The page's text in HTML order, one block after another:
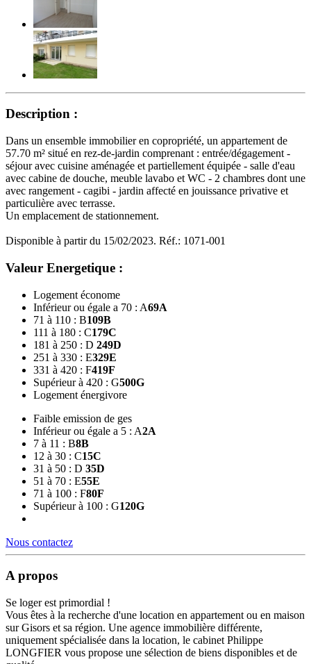
Description :
Dans un ensemble immobilier en copropriété, un appartement de
57.70 m² situé en rez-de-jardin comprenant : entrée/dégagement -
séjour avec cuisine aménagée et partiellement équipée - salle d'eau
avec cabine de douche, meuble lavabo et WC - 2 chambres dont une
avec rangement - cagibi - jardin affecté en jouissance privative et
particulière avec terrasse.
Un emplacement de stationnement.
Disponible à partir du 15/02/2023. Réf.: 1071-001
Valeur Energetique :
Logement économe
Inférieur ou égale a 70 : A69A
71 à 110 : B109B
111 à 180 : C179C
181 à 250 : D 249D
251 à 330 : E329E
331 à 420 : F419F
Supérieur à 420 : G500G
Logement énergivore
Faible emission de ges
Inférieur ou égale a 5 : A2A
7 à 11 : B8B
12 à 30 : C15C
31 à 50 : D 35D
51 à 70 : E55E
71 à 100 : F80F
Supérieur à 100 : G120G
Nous contactez
A propos
Se loger est primordial !
Vous êtes à la recherche d'une location en appartement ou en maison
sur Gisors et sa région. Une agence immobilière différente,
uniquement spécialisée dans la location, le cabinet Philippe
LONGFIER vous propose une sélection de biens disponibles et de